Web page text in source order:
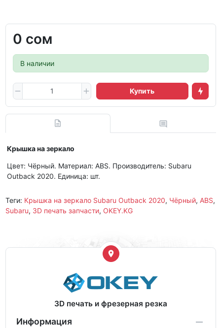
0 сом
В наличии
Купить
Крышка на зеркало
Цвет: Чёрный. Материал: ABS. Производитель: Subaru
Outback 2020. Единица: шт.
Теги: Крышка на зеркало Subaru Outback 2020, Чёрный, ABS,
Subaru, 3D печать запчасти, OKEY.KG
3D печать и фрезерная резка
Информация